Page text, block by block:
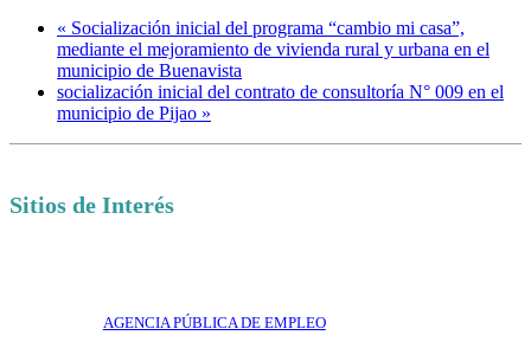
« Socialización inicial del programa “cambio mi casa”,
mediante el mejoramiento de vivienda rural y urbana en el
municipio de Buenavista
socialización inicial del contrato de consultoría N° 009 en el
municipio de Pijao »
Sitios de Interés
AGENCIA PÚBLICA DE EMPLEO